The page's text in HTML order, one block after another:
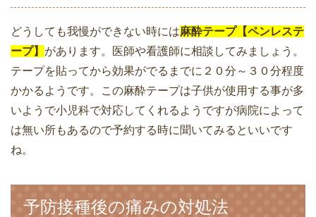
どうしても我慢ができない時には麻酔テープ【ペンレステ
ープ】 があります。医師や看護師に相談してみましょう。
テープを貼ってから効果がでるまでに２０分～３０分程度
かかるようです。この麻酔テープは子供が使用する事が多
いようで小児科で対応してくれるようですが病院によって
は無い所もあるので予約する時に聞いてみるといいです
ね。
予防接種後の痛みの対処法